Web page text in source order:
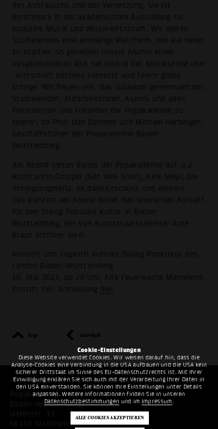
Cookie-Einstellungen
Diese Website verwendet Cookies. Wir weisen darauf hin, dass die
Analyse-Cookies eine Verbindung in die USA aufbauen und die USA kein
sicherer Drittstaat im Sinne des EU-Datenschutzrechts ist. Mit Ihrer
Einwilligung erklären Sie sich auch mit der Verarbeitung Ihrer Daten in
den USA einverstanden. Sie können Ihre Einstellungen unter Details
anpassen. Weitere Informationen finden Sie in unseren
Datenschutzbestimmungen und im Impressum .
des Austauschs und der Vernetzung. Sie ist
Benchmark in der akademischen Ausbildung für
populäre Musik und Musikwirtschaft. Wir bieten
Studierenden eine einmalige Plattform, ihre Karrieren
zu starten. So genießen unsere Alumni einen
ausgezeichneten Ruf, sie sind in der Musikszene und
-wirtschaft bestens vernetzt und feiern große
Erfolge. Wir freuen uns, das Jubiläum gemeinsam mit
Studierenden, Mitarbeitenden, Alumni und allen
Freundinnen und Freunden der Popakademie zu
feiern“, so Prof. Udo Dahmen und Michael Herberger,
Geschäftsführer der Popakademie Baden-
Württemberg.
Am Abend treten Bands der Popakademie auf, u.a.
Konstantin Gropper (Get Well Soon), Alex Mayr, Die
Schlagzeugmafia, ok.danke.tschüss und weitere.
Das Konzert am Abend bildet den feierlichen Auftakt
für den Dialog Populäre Kultur in Baden-
Württemberg, der von Kunststaatssekretär Arne
Braun eröffnet wird.
Konzert und zugleich Auftakt Dialog Popkultur des
Landes Baden-Württemberg
10. Mai 2023, ab 20 Uhr, Alte Feuerwache Mannheim
Eintritt frei, Anmeldung
hier
top zurück
Popakademie
Baden-Württemberg
Hafenstr. 33
68159 Mannheim